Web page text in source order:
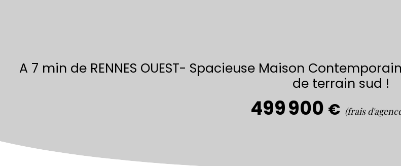
A 7 min de RENNES OUEST- Spacieuse Maison
de terrain sud !
499 900 € (frais